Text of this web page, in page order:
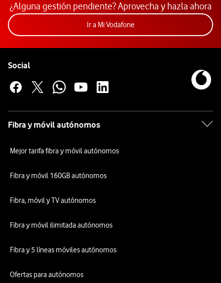
¿Alguna gestión pendiente? Aprovecha y hazla ahora
Ir a Mi VodafoneAcceder a la app Mi
Social
Fibra y móvil autónomos
Mejor tarifa fibra y móvil autónomos
Fibra y móvil 160GB autónomos
Fibra, móvil y TV autónomos
Fibra y móvil ilimitada autónomos
Fibra y 5 líneas móviles autónomos
Ofertas para autónomos